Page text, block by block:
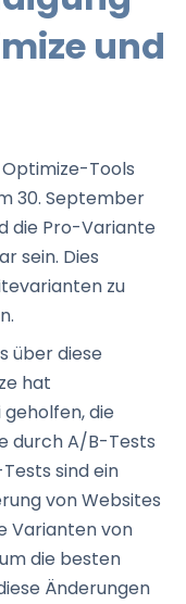
und
Tools
30. September
die Pro-Variante
sein. Dies
zu
über diese
hat
die
durch A/B-Tests
sind ein
von Websites
Varianten von
die besten
Änderungen